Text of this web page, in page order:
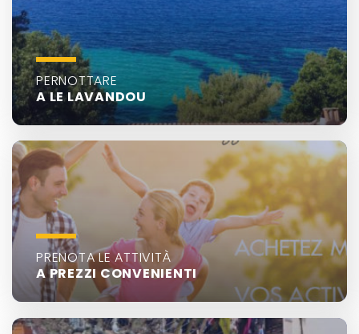
PERNOTTARE
A LE LAVANDOU
PRENOTA LE ATTIVITÀ
A PREZZI CONVENIENTI